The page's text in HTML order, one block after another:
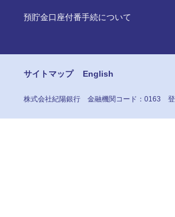
預貯金口座付番手続について
サイトマップ English
株式会社紀陽銀行 金融機関コード：0163